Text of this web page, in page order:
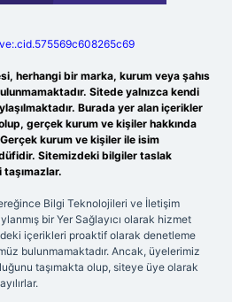
herhangi bir marka, kurum veya şahıs
Sitede yalnızca kendi
Burada yer alan içerikler
gerçek kurum ve kişiler hakkında
kurum ve kişiler ile isim
Sitemizdeki bilgiler taslak
Bilgi Teknolojileri ve İletişim
bir Yer Sağlayıcı olarak hizmet
içerikleri proaktif olarak denetleme
bulunmamaktadır. Ancak, üyelerimiz
taşımakta olup, siteye üye olarak